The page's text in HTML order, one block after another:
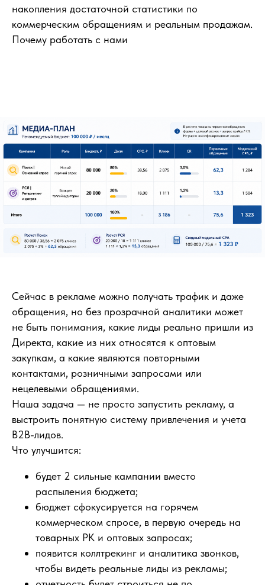
накопления достаточной статистики по
коммерческим обращениям и реальным продажам.
Почему работать с нами
Сейчас в рекламе можно получать трафик и даже
обращения, но без прозрачной аналитики может
не быть понимания, какие лиды реально пришли из
Директа, какие из них относятся к оптовым
закупкам, а какие являются повторными
контактами, розничными запросами или
нецелевыми обращениями.
Наша задача — не просто запустить рекламу, а
выстроить понятную систему привлечения и учета
B2B-лидов.
Что улучшится:
будет 2 сильные кампании вместо
распыления бюджета;
бюджет сфокусируется на горячем
коммерческом спросе, в первую очередь на
товарных РК и оптовых запросах;
появится коллтрекинг и аналитика звонков,
чтобы видеть реальные лиды из рекламы;